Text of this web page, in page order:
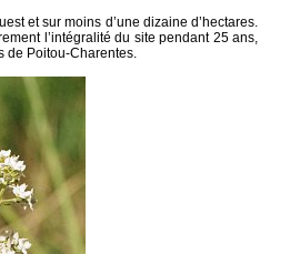
et sur moins d’une dizaine d’hectares.
l’intégralité du site pendant 25 ans,
de Poitou-Charentes.